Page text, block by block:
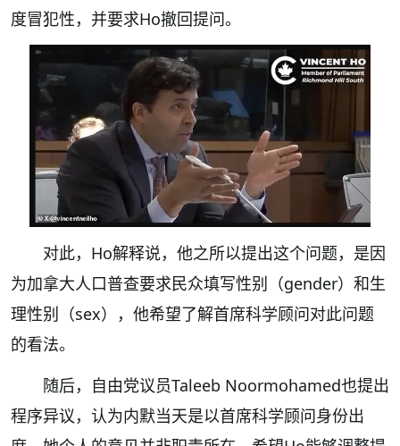
度冒犯性，并要求Ho撤回提问。
对此，Ho解释说，他之所以提出这个问题，是因
为加拿大人口普查要求民众填写性别（gender）和生
理性别（sex），他希望了解首席科学顾问对此问题
的看法。
随后，自由党议员Taleeb Noormohamed也提出
程序异议，认为内默当天是以首席科学顾问身份出